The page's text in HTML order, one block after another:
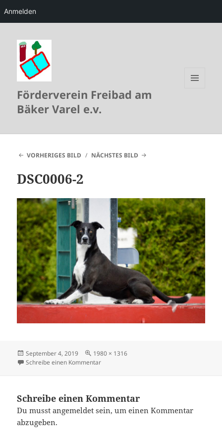
Anmelden
Förderverein Freibad am
Bäker Varel e.v.
VORHERIGES BILD NÄCHSTES BILD
DSC0006-2
Veröffentlicht
am
September 4, 2019 Originalgröße
1980 × 1316
Schreibe einen Kommentarzu DSC0006-2
Schreibe einen Kommentar
Du musstangemeldet sein, um einen Kommentar
abzugeben.